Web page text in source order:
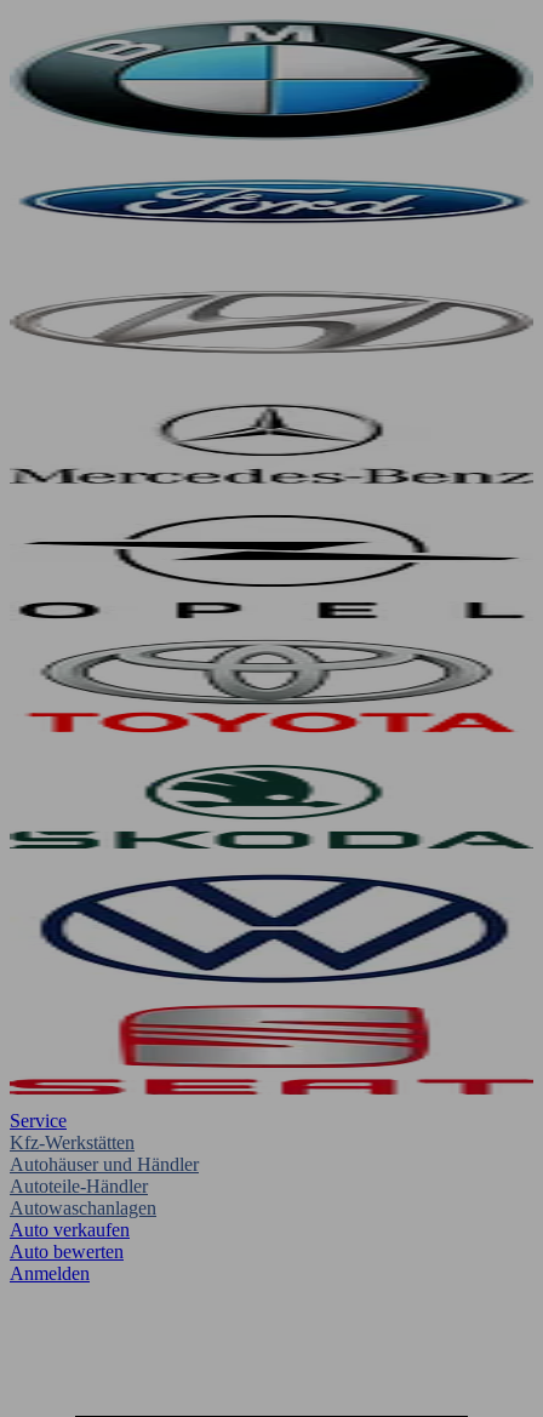
Service
Kfz-Werkstätten
Autohäuser und Händler
Autoteile-Händler
Autowaschanlagen
Auto verkaufen
Auto bewerten
Anmelden